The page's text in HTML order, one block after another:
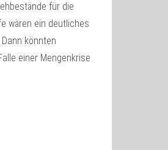
für die
wären ein deutliches
könnten
einer Mengenkrise